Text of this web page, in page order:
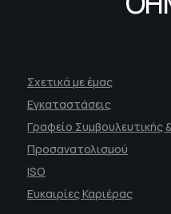
Σχετικά με έμας
Εγκαταστάσεις
Γραφείο Συμβουλευτικής
Προσανατολισμού
ISO
Ευκαιρίες Καριέρας